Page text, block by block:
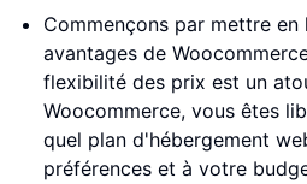
Commençons par mettre
avantages de
flexibilité des prix est un
Woocommerce, vous êtes
quel plan d'hébergement
préférences et à votre